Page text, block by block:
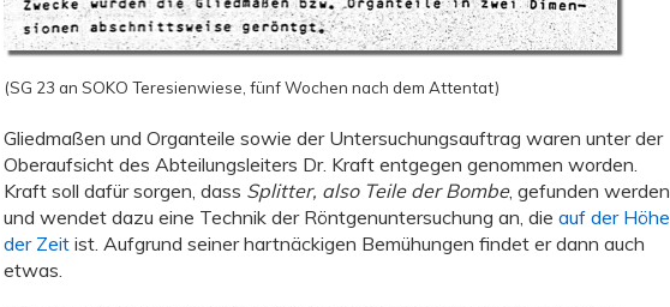
(SG 23 an SOKO Teresienwiese, fünf Wochen nach dem Attentat)
Gliedmaßen und Organteile sowie der Untersuchungsauftrag waren unter der
Oberaufsicht des Abteilungsleiters Dr. Kraft entgegen genommen worden.
Kraft soll dafür sorgen, dass Splitter, also Teile der Bombe, gefunden werden
und wendet dazu eine Technik der Röntgenuntersuchung an, die auf der Höhe
der Zeit ist. Aufgrund seiner hartnäckigen Bemühungen findet er dann auch
etwas.